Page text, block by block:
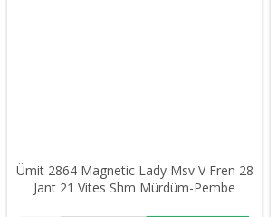
Ümit 2864 Magnetic Lady Msv V Fren 28
Jant 21 Vites Shm Mürdüm-Pembe